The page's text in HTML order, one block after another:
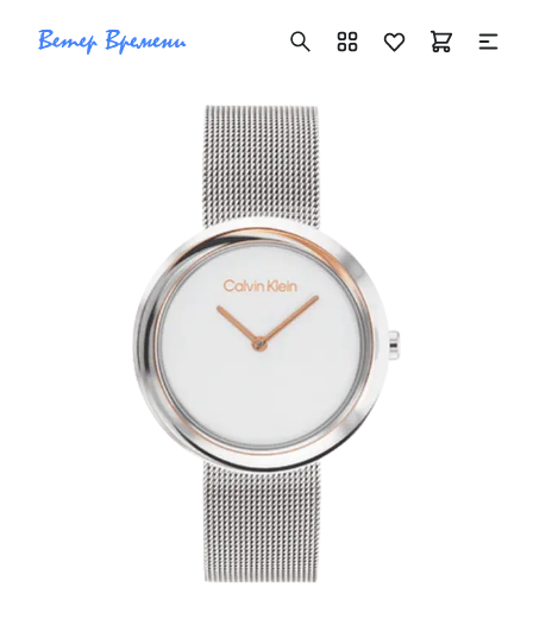
+7 ( 705 ) 181-42-50
info@vetervremeni.kz
Авторизация
Каталог
Мужские часы
Женские часы
Скидки